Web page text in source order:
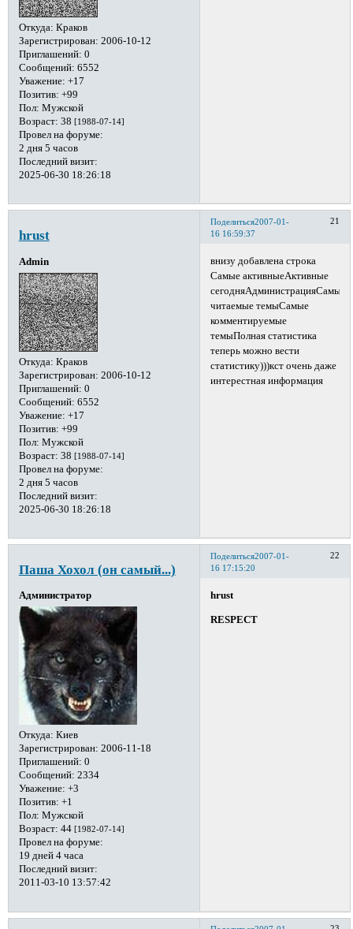
Откуда: Краков
Зарегистрирован: 2006-10-12
Приглашений: 0
Сообщений: 6552
Уважение: +17
Позитив: +99
Пол: Мужской
Возраст: 38 [1988-07-14]
Провел на форуме:
2 дня 5 часов
Последний визит:
2025-06-30 18:26:18
Поделиться 21
2007-01-
16 16:59:37
hrust
Admin
Откуда: Краков
Зарегистрирован: 2006-10-12
Приглашений: 0
Сообщений: 6552
Уважение: +17
Позитив: +99
Пол: Мужской
Возраст: 38 [1988-07-14]
Провел на форуме:
2 дня 5 часов
Последний визит:
2025-06-30 18:26:18
внизу добавлена строка
Самые активныеАктивные
сегодняАдминистрацияСамые
читаемые темыСамые
комментируемые
темыПолная статистика
теперь можно вести
статистику)))кст очень даже
интерестная информация
Поделиться 22
2007-01-
16 17:15:20
Паша Хохол (он самый...)
Администратор
Откуда: Киев
Зарегистрирован: 2006-11-18
Приглашений: 0
Сообщений: 2334
Уважение: +3
Позитив: +1
Пол: Мужской
Возраст: 44 [1982-07-14]
Провел на форуме:
19 дней 4 часа
Последний визит:
2011-03-10 13:57:42
hrust
RESPECT